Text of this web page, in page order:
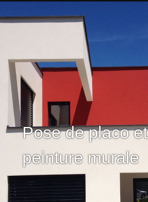
Pose de placo et
peinture murale